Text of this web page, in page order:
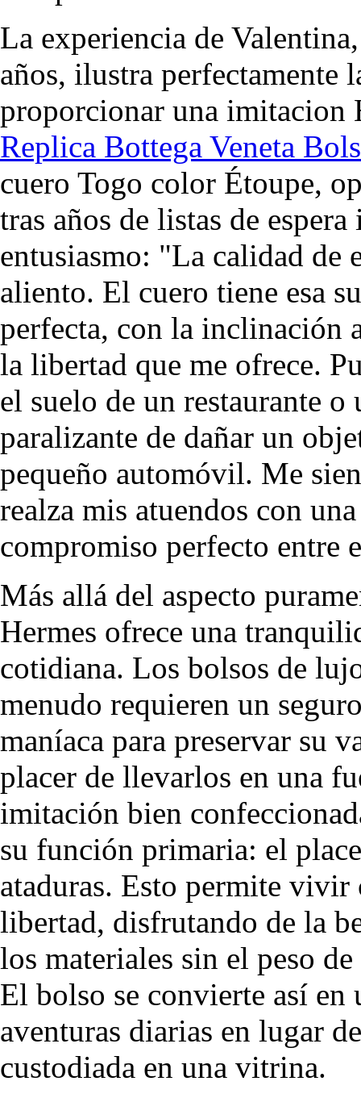
La experiencia de
años, ilustra perfectamente
proporcionar una imitacion
Replica Bottega Veneta
cuero Togo color Étoupe,
tras años de listas de
entusiasmo: "La calidad de
aliento. El cuero tiene esa
perfecta, con la inclinación
la libertad que me ofrece.
el suelo de un restaurante
paralizante de dañar un
pequeño automóvil. Me
realza mis atuendos con
compromiso perfecto entre
Más allá del aspecto
Hermes ofrece una
cotidiana. Los bolsos de
menudo requieren un
maníaca para preservar su
placer de llevarlos en una
imitación bien
su función primaria: el
ataduras. Esto permite vivir
libertad, disfrutando de la
los materiales sin el peso
El bolso se convierte así en
aventuras diarias en lugar
custodiada en una vitrina.